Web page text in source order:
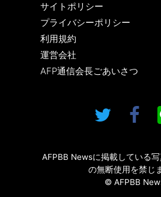
サイトポリシー
プライバシーポリシー
利用規約
運営会社
AFP通信会長ごあいさつ
AFPBB Newsに掲載している
の無断使用を禁じ
© AFPBB